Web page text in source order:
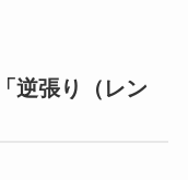
逆張り（レン